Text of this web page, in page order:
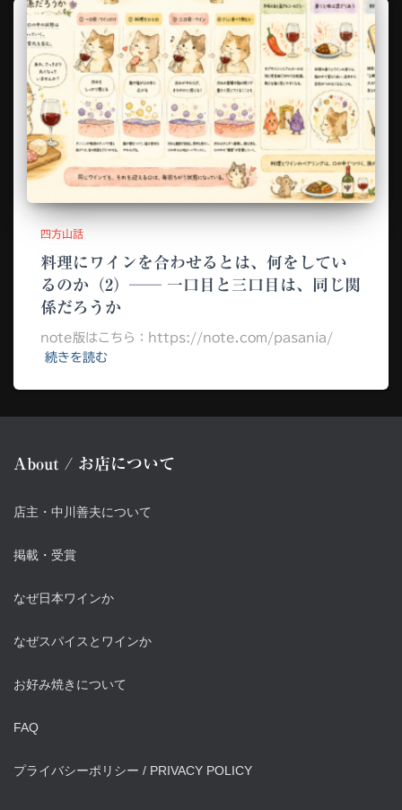
四方山話
料理にワインを合わせるとは、何をしてい
るのか（2）── 一口目と三口目は、同じ関
係だろうか
note版はこちら：https://note.com/pasania/
続きを読む
About / お店について
店主・中川善夫について
掲載・受賞
なぜ日本ワインか
なぜスパイスとワインか
お好み焼きについて
FAQ
プライバシーポリシー / PRIVACY POLICY